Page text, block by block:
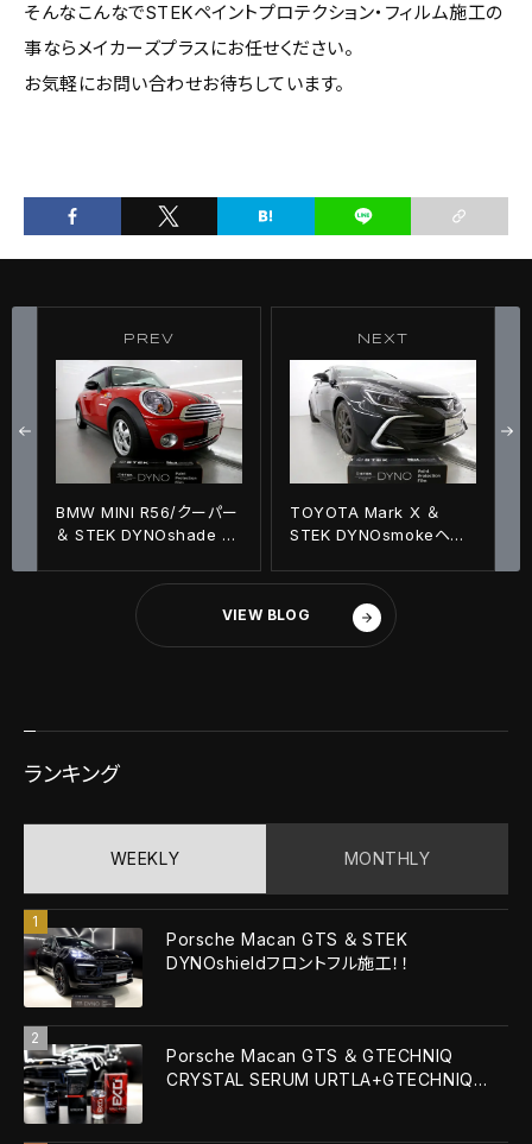
そんなこんなでSTEKペイントプロテクション・フィルム施工の
事ならメイカーズプラスにお任せください。
お気軽にお問い合わせお待ちしています。
PREV
BMW MINI R56/クーパー
＆ STEK DYNOshade ヘ
NEXT
TOYOTA Mark X ＆
STEK DYNOsmokeヘッド
ションフィルム施工！！
VIEW BLOG
ランキング
WEEKLY MONTHLY
Porsche Macan GTS ＆ STEK
DYNOshieldフロントフル施工！！
Porsche Macan GTS ＆ GTECHNIQ
CRYSTAL SERUM URTLA+GTECHNIQ